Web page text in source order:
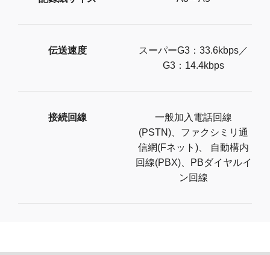
伝送速度
スーパーG3：33.6kbps／
G3：14.4kbps
接続回線
一般加入電話回線
(PSTN)、ファクシミリ通
信網(Fネット)、 自動構内
回線(PBX)、PBダイヤルイ
ン回線